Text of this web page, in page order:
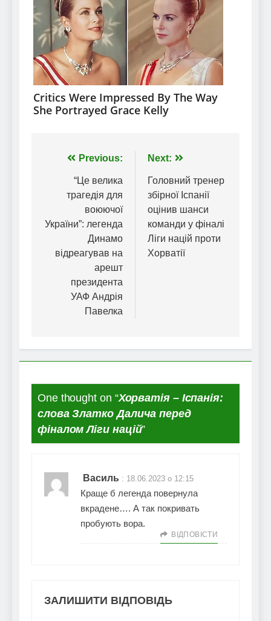
Навігація
записів
Previous:
“Це велика
трагедія для
воюючої
України”: легенда
Динамо
відреагував на
арешт
президента
УАФ Андрія
Павелка
Next:
Головний тренер
збірної Іспанії
оцінив шанси
команди у фіналі
Ліги націй проти
Хорватії
One thought on “Хорватія – Іспанія:
слова Златко Далича перед
фіналом Ліги націй”
Василь : 18.06.2023 о 12:15
Краще б легенда повернула
вкрадене…. А так покривать
пробують вора.
ВІДПОВІCТИ
ЗАЛИШИТИ ВІДПОВІДЬ